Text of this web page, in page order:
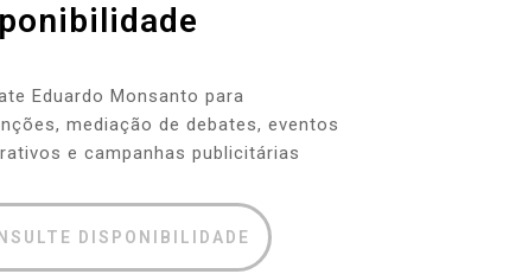
Eduardo Monsanto para
mediação de debates, eventos
e campanhas publicitárias
DISPONIBILIDADE